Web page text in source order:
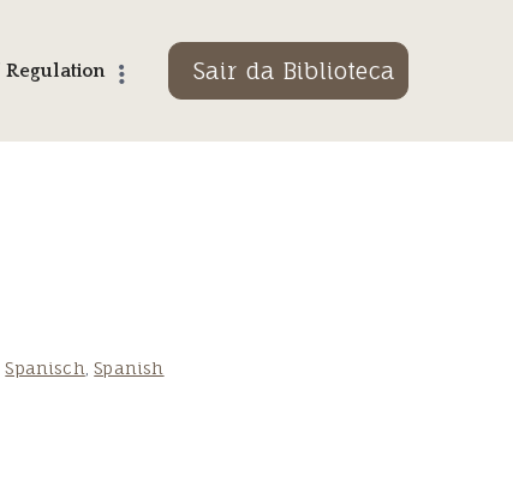
Sair da Biblioteca
,Spanisch ,Spanish